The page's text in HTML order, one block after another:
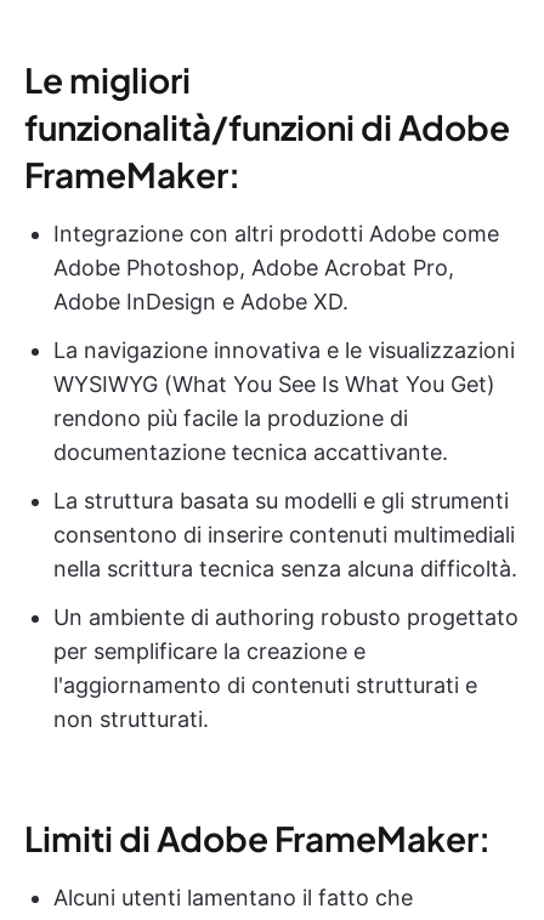
Le migliori
funzionalità/funzioni di Adobe
FrameMaker:
Integrazione con altri prodotti Adobe come
Adobe Photoshop, Adobe Acrobat Pro,
Adobe InDesign e Adobe XD.
La navigazione innovativa e le visualizzazioni
WYSIWYG (What You See Is What You Get)
rendono più facile la produzione di
documentazione tecnica accattivante.
La struttura basata su modelli e gli strumenti
consentono di inserire contenuti multimediali
nella scrittura tecnica senza alcuna difficoltà.
Un ambiente di authoring robusto progettato
per semplificare la creazione e
l'aggiornamento di contenuti strutturati e
non strutturati.
Limiti di Adobe FrameMaker:
Alcuni utenti lamentano il fatto che